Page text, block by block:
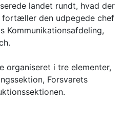
landet rundt, hvad der
fortæller den udpegede chef
Kommunikationsafdeling,
organiseret i tre elementer,
Forsvarets